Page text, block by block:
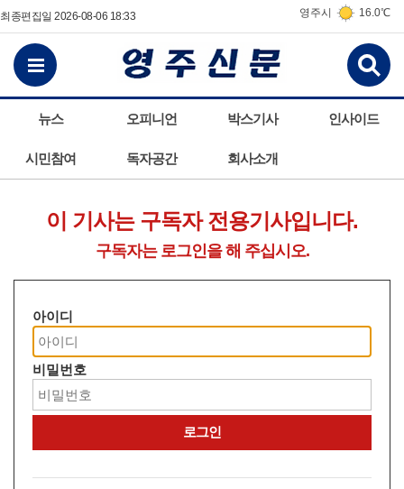
최종편집일 2026-08-06 18:33 영주시 16.0℃
뉴스 오피니언 박스기사 인사이드
시민참여 독자공간 회사소개
전체메뉴보기
이 기사는 구독자 전용기사입니다.
구독자는 로그인을 해 주십시오.
아이디
비밀번호